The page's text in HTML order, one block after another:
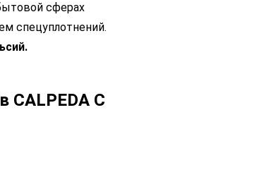
сферах
спецуплотнений.
CALPEDA C